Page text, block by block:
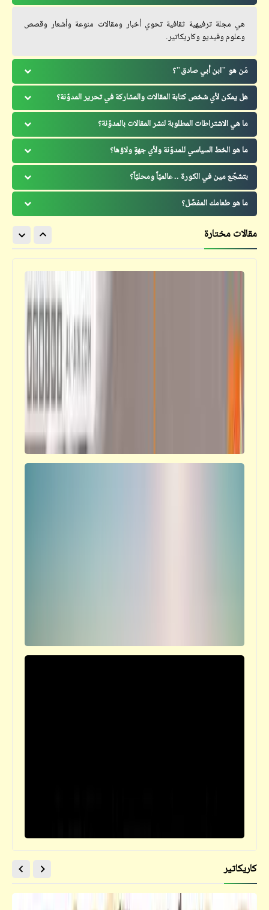
هي مجلة ترفيهية ثقافية تحوي أخبار ومقالات منوعة وأشعار وقصص
وعلوم وفيديو وكاريكاتير.
مَن هو "ابن أبي صادق"؟
هل يمكن لأي شخص كتابة المقالات والمشاركة في تحرير المدوّنة؟
ما هي الاشتراطات المطلوبة لنشر المقالات بالمدوّنة؟
ما هو الخط السياسي للمدوّنة ولأي جهةٍ ولاؤها؟
بتشجّع مين في الكورة .. عالميّاً ومحليّاً؟
ما هو طعامك المفضّل؟
مقالات مختارة
كاريكاتير